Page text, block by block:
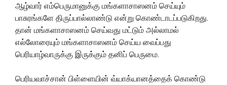
ஆழ்வார் எம்பெருமானுக்கு மங்களாசாஸனம் செய்யும்
பாசுரங்களே திருப்பால்லாண்டு என்று கொண்டாடப்படுகிறது.
தான் மங்களாசாஸனம் செய்வது மட்டும் அல்லாமல்
எல்லோரையும் மங்களாசாஸனம் செய்ய வைப்பது
பெரியாழ்வாருக்கு இருக்கும் தனிப் பெருமை.
பெரியவாச்சான் பிள்ளையின் வ்யாக்யானத்தைக் கொண்டு